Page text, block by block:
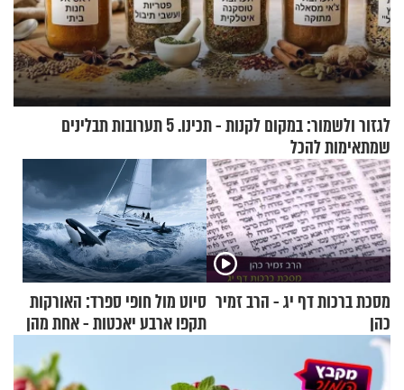
לגזור ולשמור: במקום לקנות - תכינו. 5 תערובות תבלינים
שמתאימות להכל
מסכת ברכות דף יג - הרב זמיר
כהן
סיוט מול חופי ספרד: האורקות
תקפו ארבע יאכטות - אחת מהן